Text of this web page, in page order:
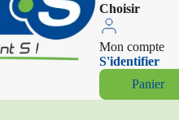
Choisir
Mon compte
S'identifier
Panier